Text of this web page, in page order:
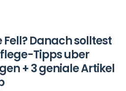
Danach solltest
Tipps uber
+ 3 geniale Artikel